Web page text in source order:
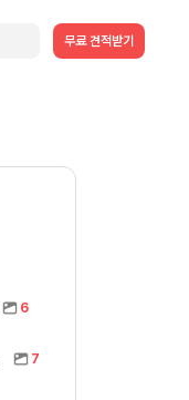
무료 견적받기
6
7